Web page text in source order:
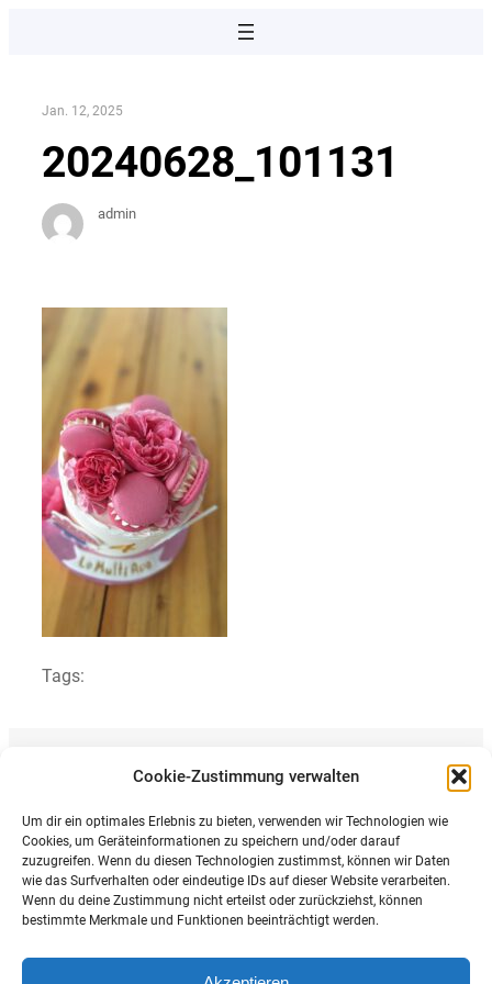
Cookie-Zustimmung verwalten
Um dir ein optimales Erlebnis zu bieten, verwenden wir Technologien wie
Cookies, um Geräteinformationen zu speichern und/oder darauf
zuzugreifen. Wenn du diesen Technologien zustimmst, können wir Daten
wie das Surfverhalten oder eindeutige IDs auf dieser Website verarbeiten.
Wenn du deine Zustimmung nicht erteilst oder zurückziehst, können
bestimmte Merkmale und Funktionen beeinträchtigt werden.
wechseln
Jan. 12, 2025
20240628_101131
admin
Tags:
Previous article
Galerie